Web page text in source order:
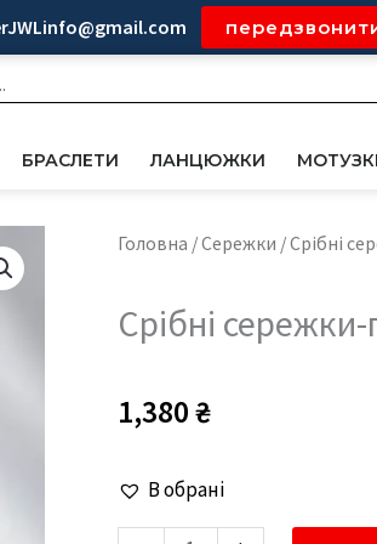
БРАСЛЕТИ ЛАНЦЮЖКИ
Головна /Сережки / Срібні
Срібні
1,380₴
В обрані
Срібні
сережки-